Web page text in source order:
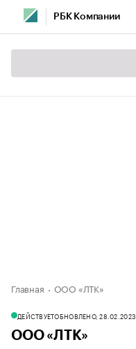
РБК Компании
Главная ООО «ЛТК»
ДЕЙСТВУЕТОБНОВЛЕНО, 28.02.2023
ООО «ЛТК»